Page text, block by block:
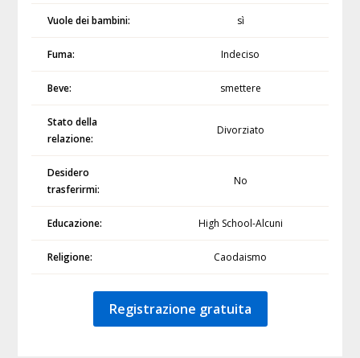
Vuole dei bambini: sì
Fuma: Indeciso
Beve: smettere
Stato della
relazione:
Divorziato
Desidero
trasferirmi:
No
Educazione: High School-Alcuni
Religione: Caodaismo
Registrazione gratuita